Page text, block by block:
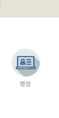
행정